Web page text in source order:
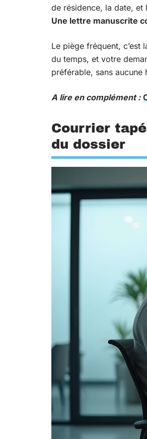
de résidence, la date,
Une lettre manuscrite
Le piège fréquent,
du temps, et votre
préférable, sans aucune
A lire en complément :
Courrier
du dossier